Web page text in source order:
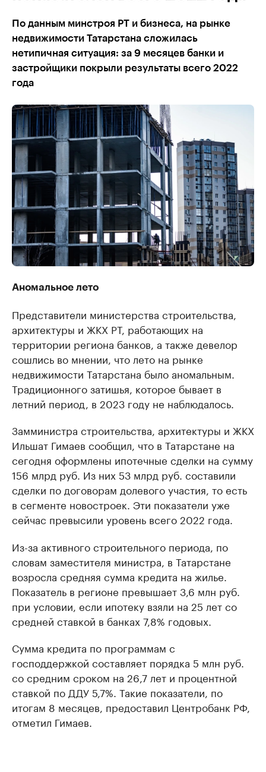
По данным минстроя РТ и бизнеса, на рынке
недвижимости Татарстана сложилась
нетипичная ситуация: за 9 месяцев банки и
застройщики покрыли результаты всего 2022
года
Аномальное лето
Представители министерства строительства,
архитектуры и ЖКХ РТ, работающих на
территории региона банков, а также девелор
сошлись во мнении, что лето на рынке
недвижимости Татарстана было аномальным.
Традиционного затишья, которое бывает в
летний период, в 2023 году не наблюдалось.
Замминистра строительства, архитектуры и ЖКХ
Ильшат Гимаев сообщил, что в Татарстане на
сегодня оформлены ипотечные сделки на сумму
156 млрд руб. Из них 53 млрд руб. составили
сделки по договорам долевого участия, то есть
в сегменте новостроек. Эти показатели уже
сейчас превысили уровень всего 2022 года.
Из-за активного строительного периода, по
словам заместителя министра, в Татарстане
возросла средняя сумма кредита на жилье.
Показатель в регионе превышает 3,6 млн руб.
при условии, если ипотеку взяли на 25 лет со
средней ставкой в банках 7,8% годовых.
Сумма кредита по программам с
господдержкой составляет порядка 5 млн руб.
со средним сроком на 26,7 лет и процентной
ставкой по ДДУ 5,7%. Такие показатели, по
итогам 8 месяцев, предоставил Центробанк РФ,
отметил Гимаев.